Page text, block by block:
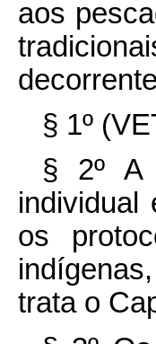
aos
§ 1º
§ 2º A
individual
os
trata o